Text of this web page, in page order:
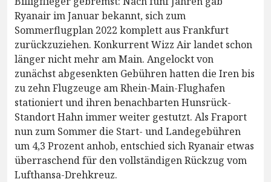
Ryanair im Januar bekannt, sich zum
Sommerflugplan 2022 komplett aus Frankfurt
zurückzuziehen. Konkurrent Wizz Air landet schon
länger nicht mehr am Main. Angelockt von
zunächst abgesenkten Gebühren hatten die Iren bis
zu zehn Flugzeuge am Rhein-Main-Flughafen
stationiert und ihren benachbarten Hunsrück-
Standort Hahn immer weiter gestutzt. Als Fraport
nun zum Sommer die Start- und Landegebühren
um 4,3 Prozent anhob, entschied sich Ryanair etwas
überraschend für den vollständigen Rückzug vom
Lufthansa-Drehkreuz.